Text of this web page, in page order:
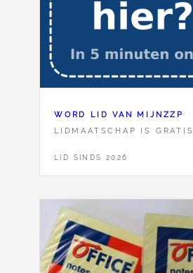
WORD LID VAN MIJNZZP
LIDMAATSCHAP IS GRATIS
LID SINDS 2026